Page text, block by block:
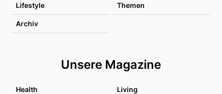
Lifestyle Themen
Archiv
Unsere Magazine
Health Living